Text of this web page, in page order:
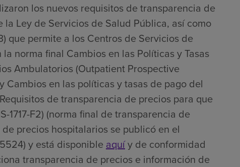
los nuevos requisitos de transparencia de
Ley de Servicios de Salud Pública, así como
que permite a los Centros de Servicios de
norma final Cambios en las Políticas y Tasas
Ambulatorios (Outpatient Prospective
Cambios en las políticas y tasas de pago del
de transparencia de precios para que
1717-F2) (norma final de transparencia de
precios hospitalarios se publicó en el
y está disponible aquíy de conformidad
transparencia de precios e información de